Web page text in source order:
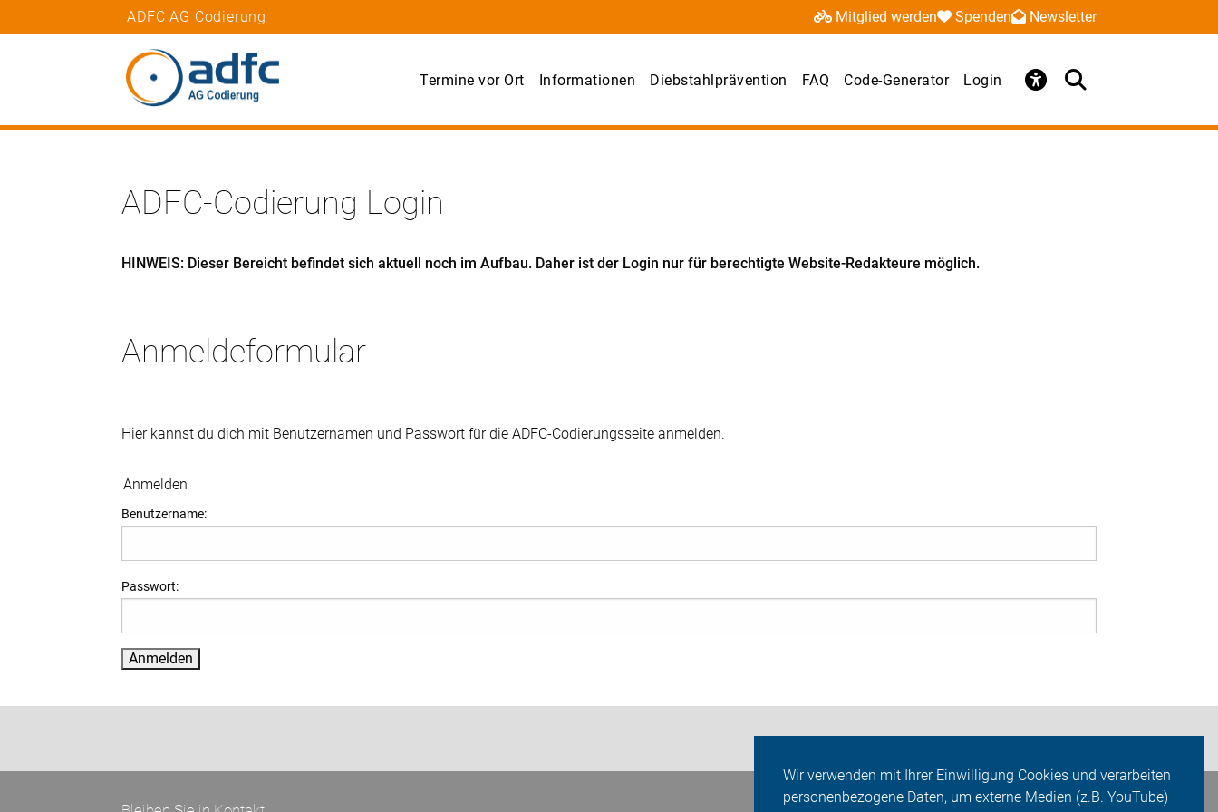
Wir verwenden mit Ihrer Einwilligung Cookies und verarbeiten
personenbezogene Daten, um externe Medien (z.B. YouTube)
ADFC AG Codierung Mitglied werden Spenden Newsletter
Termine vor Ort Informationen Diebstahlprävention FAQ Code-Generator Login
ADFC-Codierung Login
HINWEIS: Dieser Bereicht befindet sich aktuell noch im Aufbau. Daher ist der Login nur für berechtigte Website-Redakteure möglich.
Anmeldeformular
Hier kannst du dich mit Benutzernamen und Passwort für die ADFC-Codierungsseite anmelden.
Anmelden
Benutzername:
Passwort: